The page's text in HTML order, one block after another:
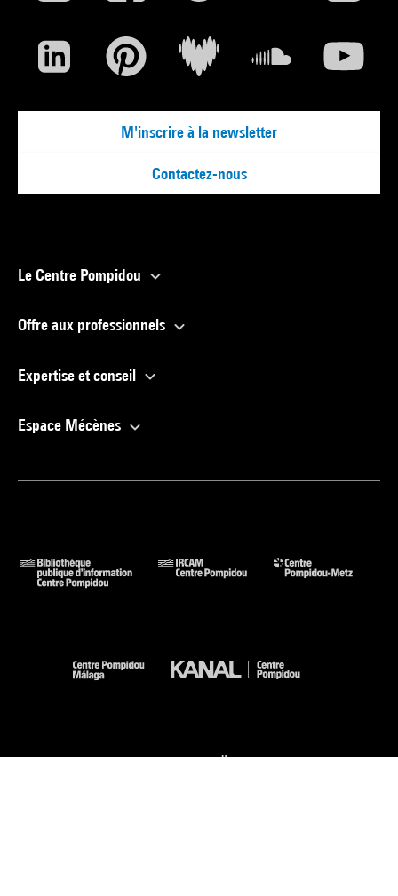
M'inscrire à la newsletter
Contactez-nous
Le Centre Pompidou
Offre aux professionnels
Expertise et conseil
Espace Mécènes